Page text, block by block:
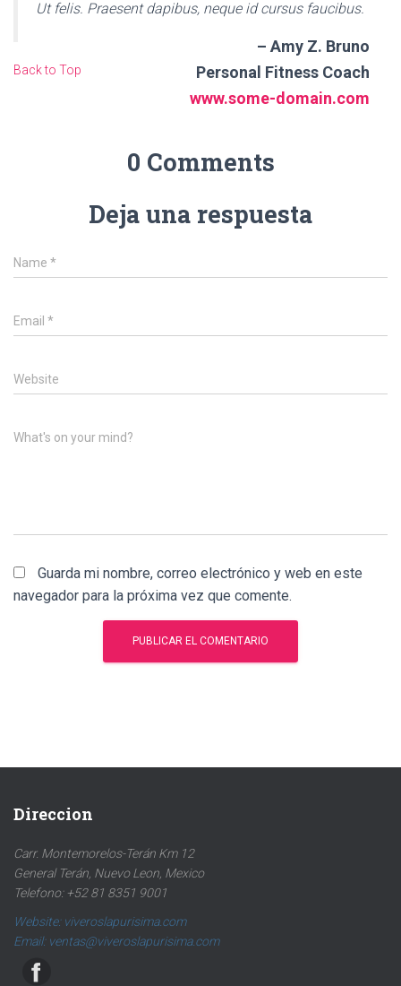
Ut felis. Praesent dapibus, neque id cursus faucibus.
– Amy Z. Bruno
Personal Fitness Coach
www.some-domain.com
Back to Top
0 Comments
Deja una respuesta
Name *
Email *
Website
What's on your mind?
Guarda mi nombre, correo electrónico y web en este
navegador para la próxima vez que comente.
Direccion
Carr. Montemorelos-Terán Km 12
General Terán, Nuevo Leon, Mexico
Telefono: +52 81 8351 9001
Website: viveroslapurisima.com
Email: ventas@viveroslapurisima.com